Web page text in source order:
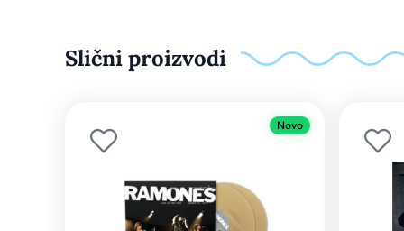
Slični proizvodi
Novo